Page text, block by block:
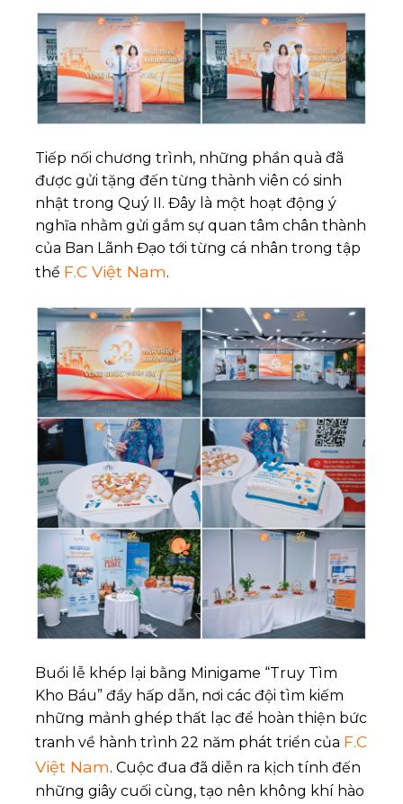
Tiếp nối chương trình, những phần quà đã
được gửi tặng đến từng thành viên có sinh
nhật trong Quý II. Đây là một hoạt động ý
nghĩa nhằm gửi gắm sự quan tâm chân thành
của Ban Lãnh Đạo tới từng cá nhân trong tập
thể F.C Việt Nam.
Buổi lễ khép lại bằng Minigame “Truy Tìm
Kho Báu” đầy hấp dẫn, nơi các đội tìm kiếm
những mảnh ghép thất lạc để hoàn thiện bức
tranh về hành trình 22 năm phát triển của F.C
Việt Nam. Cuộc đua đã diễn ra kịch tính đến
những giây cuối cùng, tạo nên không khí hào